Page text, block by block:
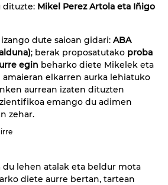
Mikel Perez Artola eta Iñigo
dute saioan gidari: ABA
; berak proposatutako proba
egin beharko diete Mikelek eta
elkarren aurka lehiatuko
aurrean izaten dituzten
emango du adimen
zehar.
lehen atalak eta beldur mota
diete aurre bertan, tartean